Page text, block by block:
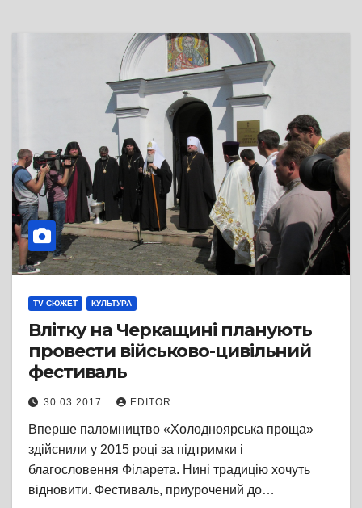
TV СЮЖЕТ КУЛЬТУРА
Влітку на Черкащині планують
провести військово-цивільний
фестиваль
30.03.2017 EDITOR
Вперше паломництво «Холодноярська проща»
здійснили у 2015 році за підтримки і
благословення Філарета. Нині традицію хочуть
відновити. Фестиваль, приурочений до…